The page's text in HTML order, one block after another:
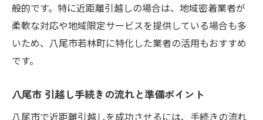
般的です。特に近距離引越しの場合は、地域密着業者が
柔軟な対応や地域限定サービスを提供している場合も多
いため、八尾市若林町に特化した業者の活用もおすすめ
です。
八尾市 引越し手続きの流れと準備ポイント
八尾市で近距離引越しを成功させるには、手続きの流れ